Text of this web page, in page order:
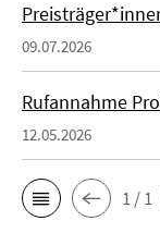
09.07.2026
Rufannahme
12.05.2026
1 / 1